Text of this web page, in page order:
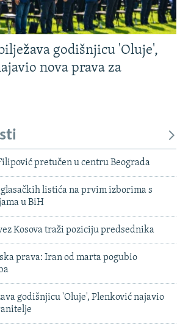
godišnjicu 'Oluje',
nova prava za
pretučen u centru Beograda
listića na prvim izborima s
u BiH
Kosova traži poziciju predsednika
prava: Iran od marta pogubio
godišnjicu 'Oluje', Plenković najavio